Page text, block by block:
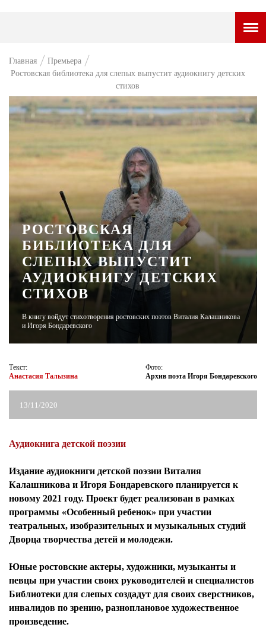
ВОПРОС НЕДЕЛИ
ТАМ И ТУТ
СТИЛЬ ЖИЗНИ
ХАЙП
ЧЕЛОВЕК ОСОБЕННЫЙ
КУЛЬТ ЕДЫ
АФИША
ЖУРНАЛ
Главная
Премьера
Ростовская библиотека для слепых выпустит аудиокнигу детских
стихов
РОСТОВСКАЯ
БИБЛИОТЕКА ДЛЯ
СЛЕПЫХ ВЫПУСТИТ
АУДИОКНИГУ ДЕТСКИХ
СТИХОВ
В книгу войдут стихотворения ростовских поэтов Виталия Калашникова
и Игоря Бондаревского
Текст:
Анастасия Талызина
Фото:
Архив поэта Игоря Бондаревского
13/11/2020
Аудиокнига детской поэзии
Издание аудиокниги детской поэзии Виталия
Калашникова и Игоря Бондаревского планируется к
новому 2021 году. Проект будет реализован в рамках
программы «Особенный ребенок» при участии
театральных, изобразительных и музыкальных студий
Дворца творчества детей и молодежи.
Юные ростовские актеры, художники, музыканты и
певцы при участии своих руководителей и специалистов
Библиотеки для слепых создадут для своих сверстников,
инвалидов по зрению, разноплановое художественное
произведение.